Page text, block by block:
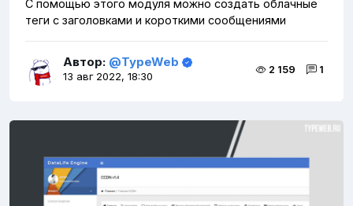
С помощью этого модуля можно создать облачные
теги с заголовками и короткими сообщениями
Автор: @TypeWeb
13 авг 2022, 18:30
2 159 1